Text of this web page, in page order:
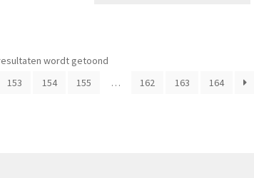
wordt getoond
153 154 155 … 162 163 164